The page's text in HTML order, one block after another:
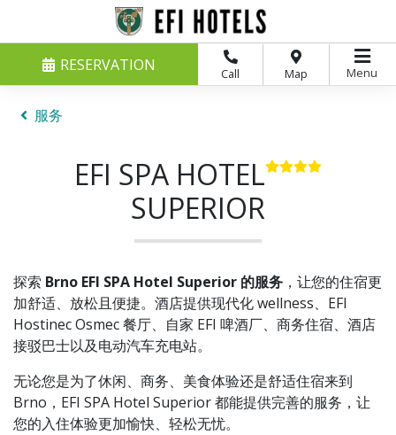
Call Map
RESERVATION Menu
服务
EFI SPA HOTEL
SUPERIOR
探索 Brno EFI SPA Hotel Superior 的服务 ，让您的住宿更
加舒适、放松且便捷。酒店提供现代化 wellness、EFI
Hostinec Osmec 餐厅、自家 EFI 啤酒厂、商务住宿、酒店
接驳巴士以及电动汽车充电站。
无论您是为了休闲、商务、美食体验还是舒适住宿来到
Brno，EFI SPA Hotel Superior 都能提供完善的服务，让
您的入住体验更加愉快、轻松无忧。